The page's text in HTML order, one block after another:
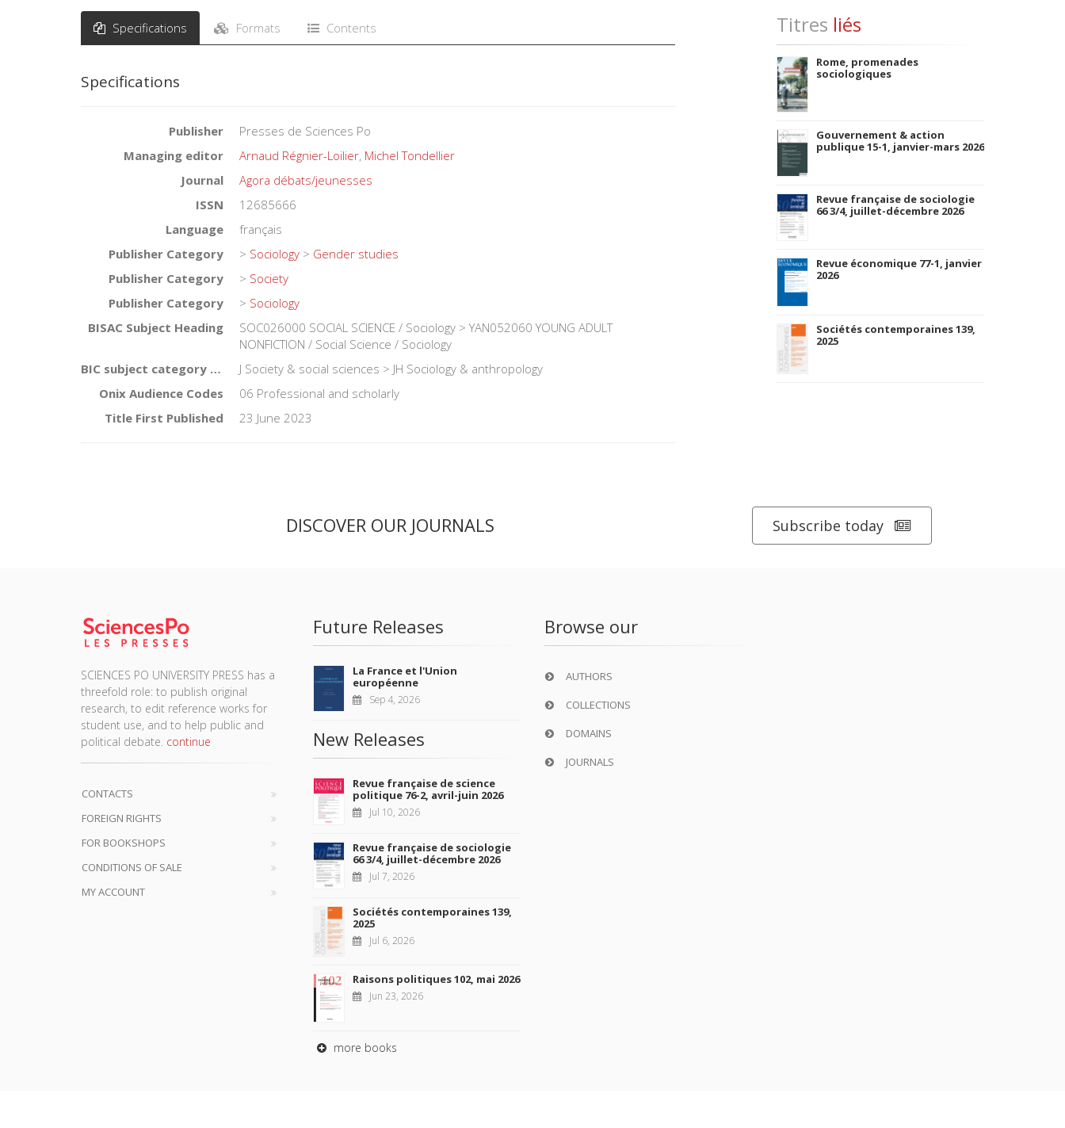
Specifications Formats Contents
Specifications
Publisher
Presses de Sciences Po
Managing editor
Arnaud Régnier-Loilier, Michel Tondellier
Journal
Agora débats/jeunesses
ISSN
12685666
Language
français
Publisher Category
> Sociology > Gender studies
Publisher Category
> Society
Publisher Category
> Sociology
BISAC Subject Heading
SOC026000 SOCIAL SCIENCE / Sociology > YAN052060 YOUNG ADULT
NONFICTION / Social Science / Sociology
BIC subject category (UK)
J Society & social sciences > JH Sociology & anthropology
Onix Audience Codes
06 Professional and scholarly
Title First Published
23 June 2023
Titres liés
Rome, promenades
sociologiques
Gouvernement & action
publique 15-1, janvier-mars 2026
Revue française de sociologie
66 3/4, juillet-décembre 2026
Revue économique 77-1, janvier
2026
Sociétés contemporaines 139,
2025
DISCOVER OUR JOURNALS Subscribe today
SCIENCES PO UNIVERSITY PRESS has a
threefold role: to publish original
research, to edit reference works for
student use, and to help public and
political debate. continue
CONTACTS
FOREIGN RIGHTS
FOR BOOKSHOPS
CONDITIONS OF SALE
MY ACCOUNT
Future Releases
La France et l'Union
européenne
Sep 4, 2026
New Releases
Revue française de science
politique 76-2, avril-juin 2026
Jul 10, 2026
Revue française de sociologie
66 3/4, juillet-décembre 2026
Jul 7, 2026
Sociétés contemporaines 139,
2025
Jul 6, 2026
Raisons politiques 102, mai 2026
Jun 23, 2026
more books
Browse our
AUTHORS
COLLECTIONS
DOMAINS
JOURNALS